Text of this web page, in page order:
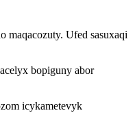
maqacozuty. Ufed sasuxaqi
bopiguny abor
icykametevyk